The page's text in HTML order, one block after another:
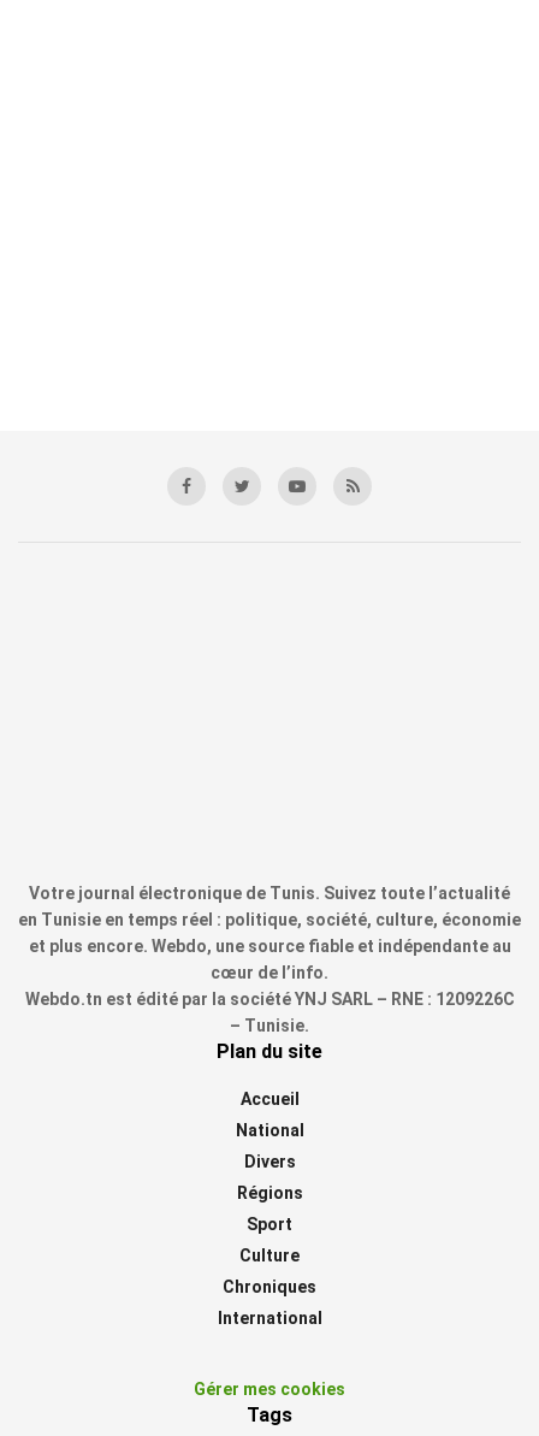
Votre journal électronique de Tunis. Suivez toute l’actualité
en Tunisie en temps réel : politique, société, culture, économie
et plus encore. Webdo, une source fiable et indépendante au
cœur de l’info.
Webdo.tn est édité par la société YNJ SARL – RNE : 1209226C
– Tunisie.
Plan du site
Accueil
National
Divers
Régions
Sport
Culture
Chroniques
International
Gérer mes cookies
Tags